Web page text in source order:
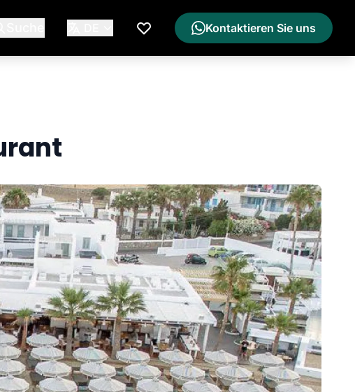
Meine Wunschliste
Kontaktieren Sie uns